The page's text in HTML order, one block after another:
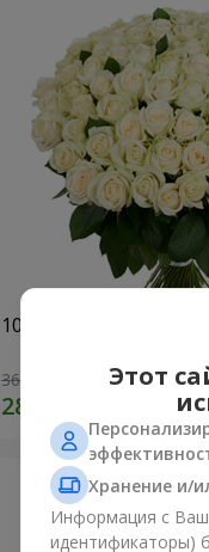
101 белая роза
36 249 грн
Этот
Хранение и/
Информация с
идентификаторы)